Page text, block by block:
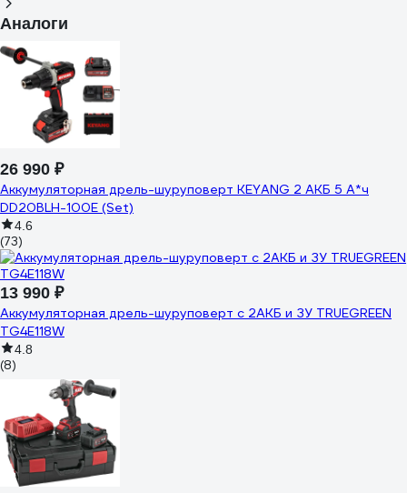
Аналоги
26 990 ₽
Аккумуляторная дрель-шуруповерт KEYANG 2 АКБ 5 А*ч
DD20BLH-100E (Set)
4.6
(73)
13 990 ₽
Аккумуляторная дрель-шуруповерт с 2АКБ и ЗУ TRUEGREEN
TG4E118W
4.8
(8)